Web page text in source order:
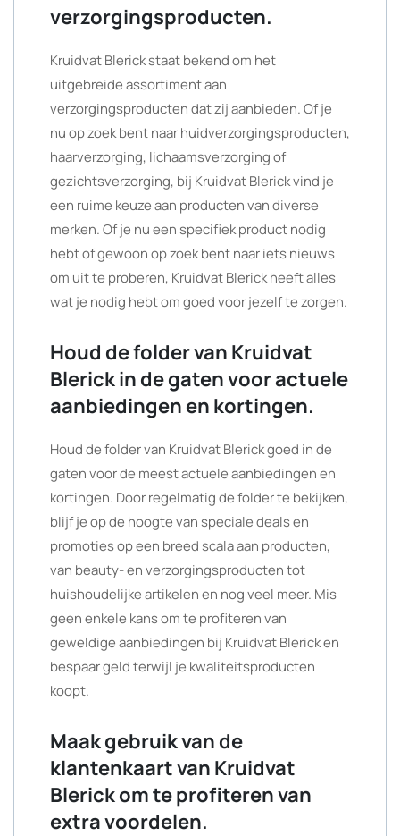
verzorgingsproducten.
Kruidvat Blerick staat bekend om het
uitgebreide assortiment aan
verzorgingsproducten dat zij aanbieden. Of je
nu op zoek bent naar huidverzorgingsproducten,
haarverzorging, lichaamsverzorging of
gezichtsverzorging, bij Kruidvat Blerick vind je
een ruime keuze aan producten van diverse
merken. Of je nu een specifiek product nodig
hebt of gewoon op zoek bent naar iets nieuws
om uit te proberen, Kruidvat Blerick heeft alles
wat je nodig hebt om goed voor jezelf te zorgen.
Houd de folder van Kruidvat
Blerick in de gaten voor actuele
aanbiedingen en kortingen.
Houd de folder van Kruidvat Blerick goed in de
gaten voor de meest actuele aanbiedingen en
kortingen. Door regelmatig de folder te bekijken,
blijf je op de hoogte van speciale deals en
promoties op een breed scala aan producten,
van beauty- en verzorgingsproducten tot
huishoudelijke artikelen en nog veel meer. Mis
geen enkele kans om te profiteren van
geweldige aanbiedingen bij Kruidvat Blerick en
bespaar geld terwijl je kwaliteitsproducten
koopt.
Maak gebruik van de
klantenkaart van Kruidvat
Blerick om te profiteren van
extra voordelen.